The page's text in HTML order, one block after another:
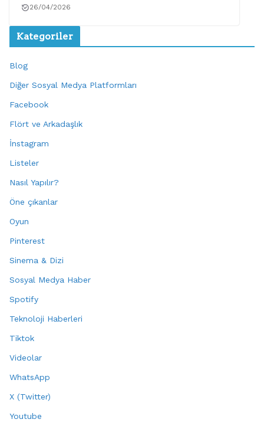
26/04/2026
Kategoriler
Blog
Diğer Sosyal Medya Platformları
Facebook
Flört ve Arkadaşlık
İnstagram
Listeler
Nasıl Yapılır?
Öne çıkanlar
Oyun
Pinterest
Sinema & Dizi
Sosyal Medya Haber
Spotify
Teknoloji Haberleri
Tiktok
Videolar
WhatsApp
X (Twitter)
Youtube